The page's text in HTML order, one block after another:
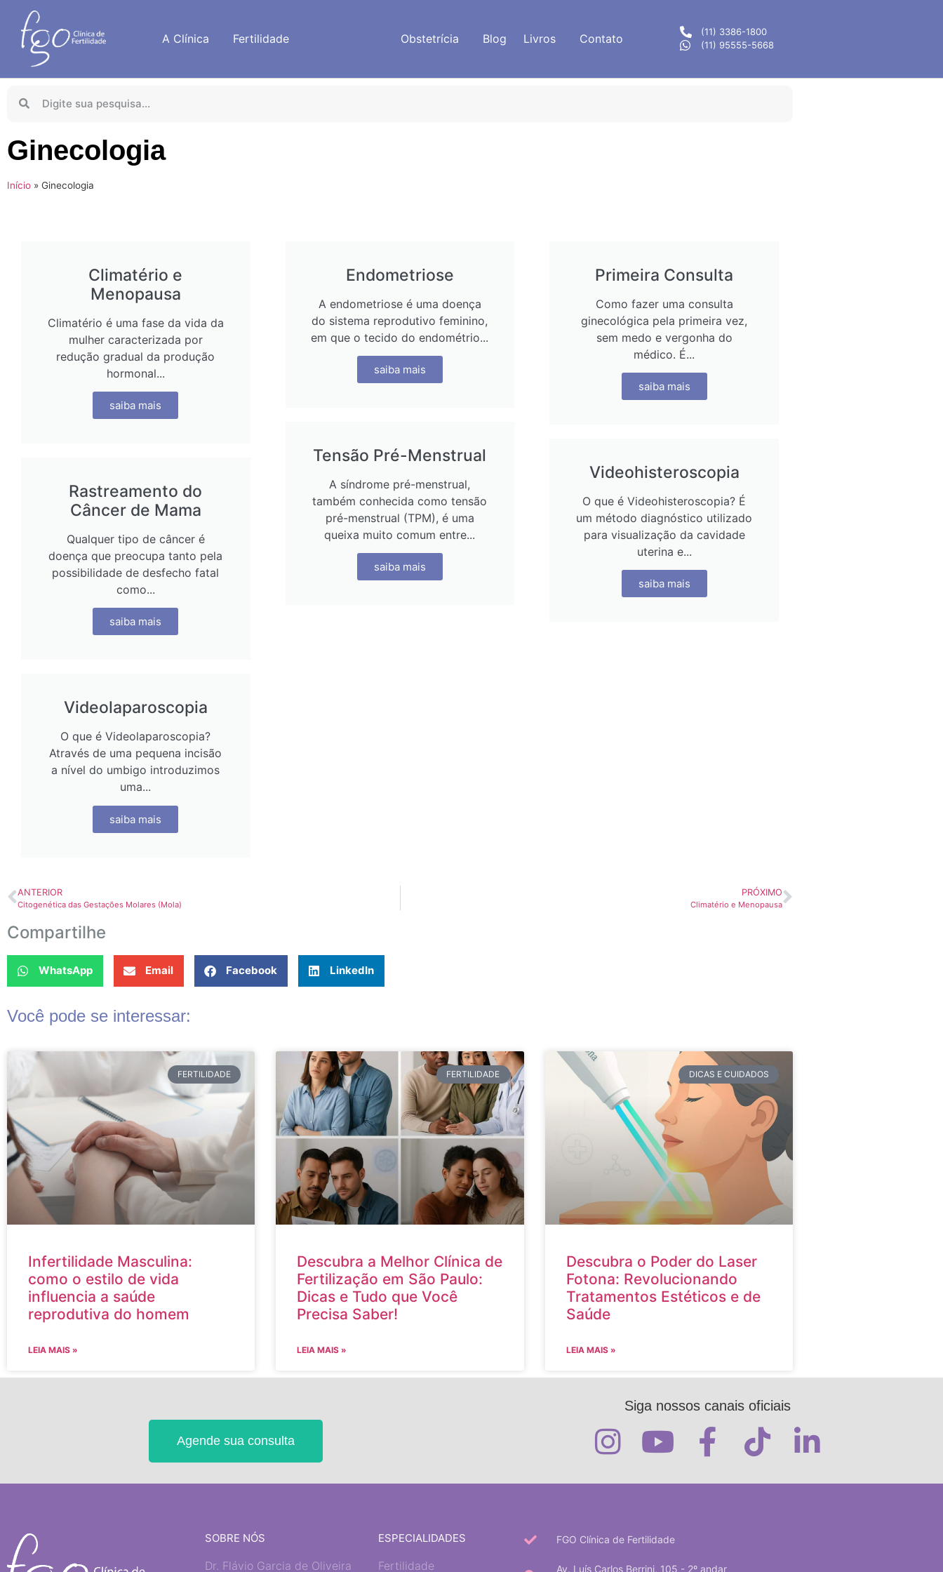
A Clínica Fertilidade Obstetrícia Blog Livros Contato
(11) 3386-1800
(11) 95555-5668
Ginecologia
Início » Ginecologia
Climatério e
Menopausa
Climatério é uma fase da vida da
mulher caracterizada por
redução gradual da produção
hormonal...
saiba mais
Endometriose
A endometriose é uma doença
do sistema reprodutivo feminino,
em que o tecido do endométrio...
saiba mais
Primeira Consulta
Como fazer uma consulta
ginecológica pela primeira vez,
sem medo e vergonha do
médico. É...
saiba mais
Rastreamento do
Câncer de Mama
Qualquer tipo de câncer é
doença que preocupa tanto pela
possibilidade de desfecho fatal
como...
saiba mais
Tensão Pré-Menstrual
A síndrome pré-menstrual,
também conhecida como tensão
pré-menstrual (TPM), é uma
queixa muito comum entre...
saiba mais
Videohisteroscopia
O que é Videohisteroscopia? É
um método diagnóstico utilizado
para visualização da cavidade
uterina e...
saiba mais
Videolaparoscopia
O que é Videolaparoscopia?
Através de uma pequena incisão
a nível do umbigo introduzimos
uma...
saiba mais
ANTERIOR
Citogenética das Gestações Molares (Mola)
PRÓXIMO
Climatério e Menopausa
Compartilhe
WhatsApp Email Facebook LinkedIn
Você pode se interessar:
FERTILIDADE
Infertilidade Masculina:
como o estilo de vida
influencia a saúde
reprodutiva do homem
LEIA MAIS »
FERTILIDADE
Descubra a Melhor Clínica de
Fertilização em São Paulo:
Dicas e Tudo que Você
Precisa Saber!
LEIA MAIS »
DICAS E CUIDADOS
Descubra o Poder do Laser
Fotona: Revolucionando
Tratamentos Estéticos e de
Saúde
LEIA MAIS »
Agende sua consulta
Siga nossos canais oficiais
SOBRE NÓS
Dr. Flávio Garcia de Oliveira
ESPECIALIDADES
Fertilidade
FGO Clínica de Fertilidade
Av. Luís Carlos Berrini, 105 - 2º andar